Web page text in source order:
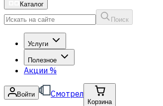
Каталог
Поиск
Услуги
Полезное
Акции %
Войти Смотрел
Корзина